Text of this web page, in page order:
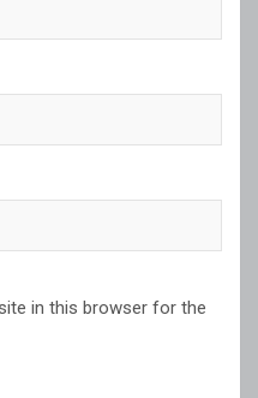
in this browser for the